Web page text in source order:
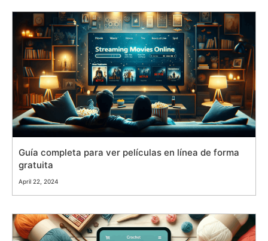
Guía completa para ver películas en línea de forma
gratuita
April 22, 2024